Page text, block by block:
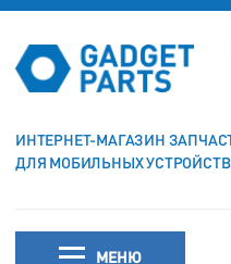
ИНТЕРНЕТ-МАГАЗИН
ДЛЯ МОБИЛЬНЫХ УСТРОЙСТВ
МЕНЮ